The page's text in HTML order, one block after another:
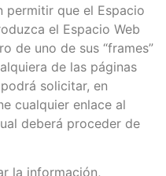
permitir que el Espacio
el Espacio Web
de uno de sus “frames”
de las páginas
solicitar, en
cualquier enlace al
deberá proceder de
la información,